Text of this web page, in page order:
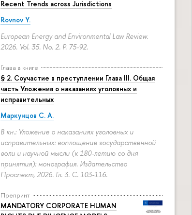
Recent Trends across Jurisdictions
Rovnov Y.
European Energy and Environmental Law Review.
2026. Vol. 35. No. 2. P. 75-92.
Глава в книге
§ 2. Соучастие в преступлении Глава III. Общая
часть Уложения о наказаниях уголовных и
исправительных
Маркунцов С. А.
В кн.: Уложение о наказаниях уголовных и
исправительных: воплощение государственной
воли и научной мысли (к 180-летию со дня
принятия): монография. Издательство
Проспект, 2026. Гл. 3. С. 103-116.
Препринт
MANDATORY CORPORATE HUMAN